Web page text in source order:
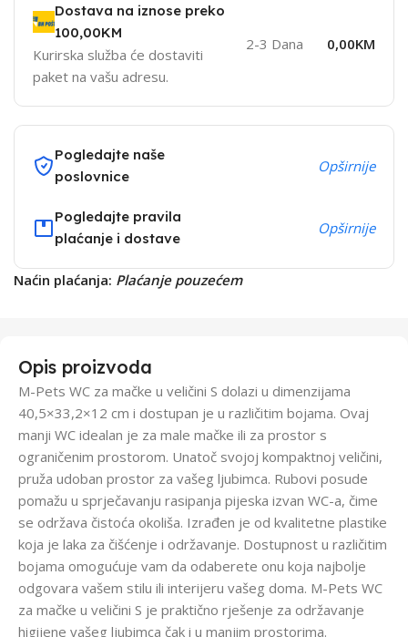
Dostava na iznose preko
100,00KM
Kurirska služba će dostaviti
paket na vašu adresu.
2-3 Dana 0,00KM
Pogledajte naše
poslovnice
Opširnije
Pogledajte pravila
plaćanje i dostave
Opširnije
Naćin plaćanja: Plaćanje pouzećem
Opis proizvoda
M-Pets WC za mačke u veličini S dolazi u dimenzijama
40,5×33,2×12 cm i dostupan je u različitim bojama. Ovaj
manji WC idealan je za male mačke ili za prostor s
ograničenim prostorom. Unatoč svojoj kompaktnoj veličini,
pruža udoban prostor za vašeg ljubimca. Rubovi posude
pomažu u sprječavanju rasipanja pijeska izvan WC-a, čime
se održava čistoća okoliša. Izrađen je od kvalitetne plastike
koja je laka za čišćenje i održavanje. Dostupnost u različitim
bojama omogućuje vam da odaberete onu koja najbolje
odgovara vašem stilu ili interijeru vašeg doma. M-Pets WC
za mačke u veličini S je praktično rješenje za održavanje
higijene vašeg ljubimca čak i u manjim prostorima.